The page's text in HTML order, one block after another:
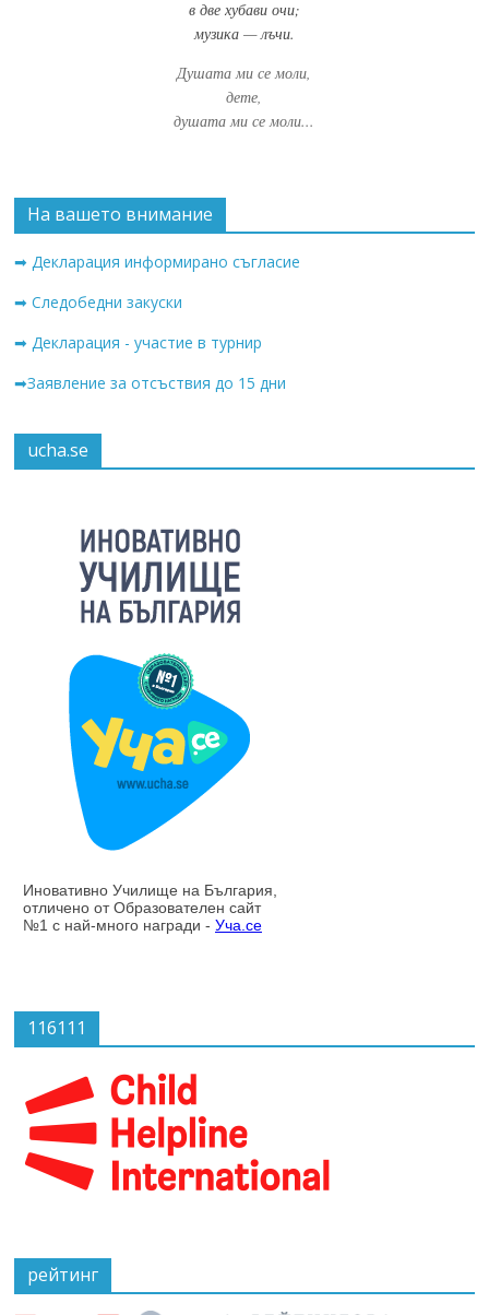
в две хубави очи;
музика — лъчи.
Душата ми се моли,
дете,
душата ми се моли...
На вашето внимание
➡ Декларация информирано съгласие
➡ Следобедни закуски
➡ Декларация - участие в турнир
➡Заявление за отсъствия до 15 дни
ucha.se
116111
рейтинг